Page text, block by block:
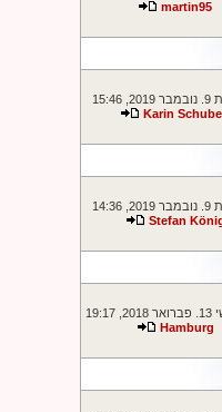
martin95
Karin
Stefan
Hamburg